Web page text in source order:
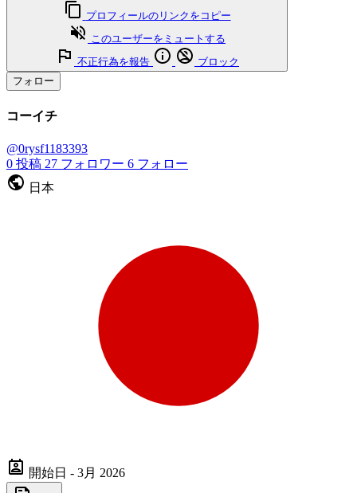
プロフィールのリンクをコピー
このユーザーをミュートする
不正行為を報告
ブロック
フォロー
コーイチ
@0rysf1183393
0 投稿 27 フォロワー 6 フォロー
日本
開始日 - 3月 2026